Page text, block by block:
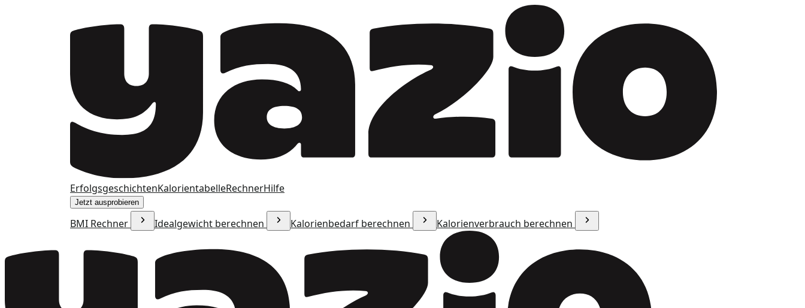
ErfolgsgeschichtenKalorientabelleRechnerHilfe
Jetzt ausprobieren
BMI Rechner Idealgewicht berechnen Kalorienbedarf berechnen Kalorienverbrauch berechnen